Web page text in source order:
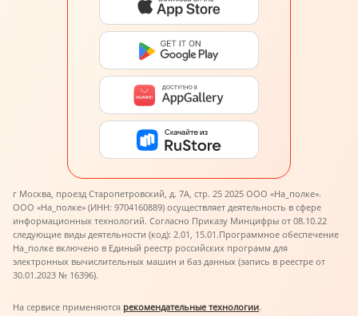
г Москва, проезд Старопетровский, д. 7А, стр. 25 2025 ООО «На_полке».
ООО «На_полке» (ИНН: 9704160889) осуществляет деятельность в сфере
информационных технологий. Согласно Приказу Минцифры от 08.10.22
следующие виды деятельности (код): 2.01, 15.01.Программное обеспечение
На_полке включено в Единый реестр российских программ для
электронных вычислительных машин и баз данных (запись в реестре от
30.01.2023 № 16396).
На сервисе применяются рекомендательные технологии.